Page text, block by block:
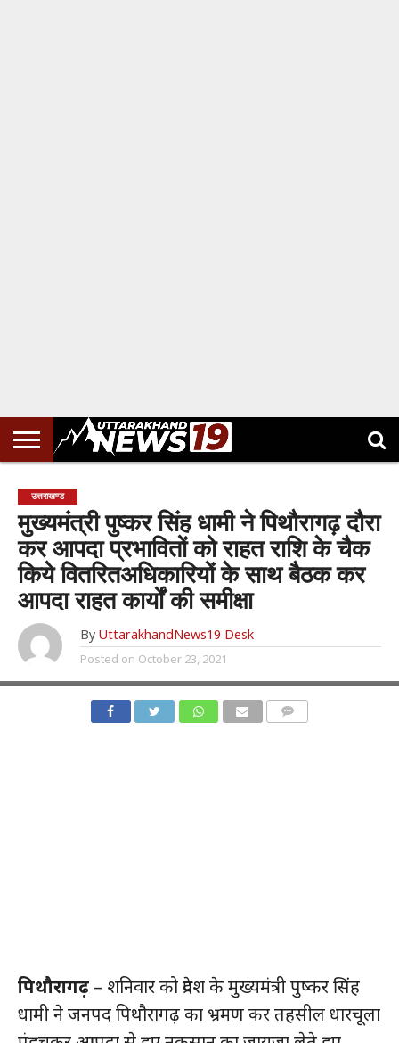
उत्तराखण्ड
मुख्यमंत्री पुष्कर सिंह धामी ने पिथौरागढ़ दौरा
कर आपदा प्रभावितों को राहत राशि के चैक
किये वितरितअधिकारियों के साथ बैठक कर
आपदा राहत कार्यों की समीक्षा
By UttarakhandNews19 Desk
Posted on October 23, 2021
पिथौरागढ़– शनिवार को प्रदेश के मुख्यमंत्री पुष्कर सिंह
धामी ने जनपद पिथौरागढ़ का भ्रमण कर तहसील धारचूला